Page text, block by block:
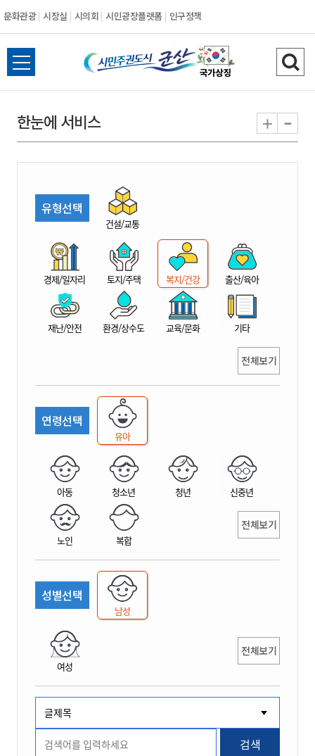
문화관광 시장실 시의회 시민광장플랫폼 인구정책
시
민
권
시
산
전
체
뉴
열
검
색
기
한눈에 서비스 + -
유형선택
건설/교통
경제/일자리 토지/주택 복지/건강 출산/육아
재난/안전 환경/상수도 교육/문화 기타
전체보기
연령선택
유아
아동 청소년 청년 신중년
노인 복합
전체보기
성별선택
남성
여성
전체보기
검색